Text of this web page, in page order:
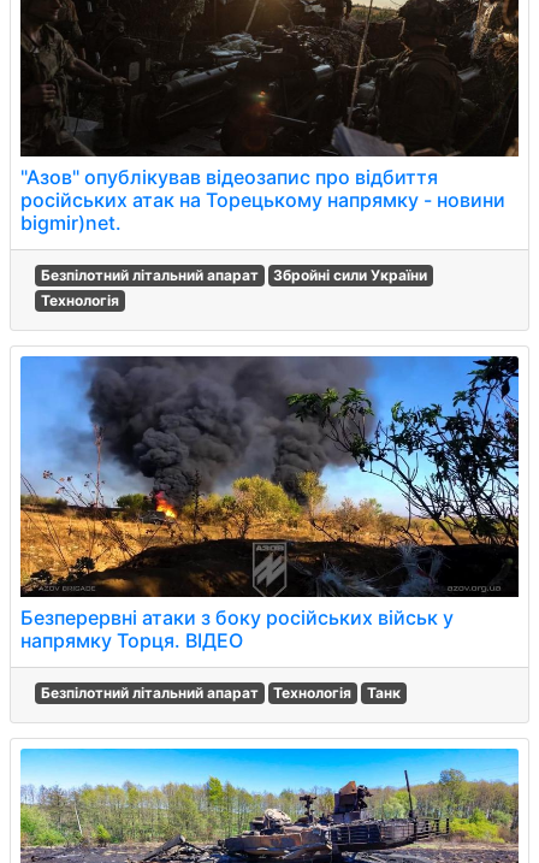
"Азов" опублікував відеозапис про відбиття
російських атак на Торецькому напрямку - новини
bigmir)net.
Безпілотний літальний апарат
Збройні сили України
Технологія
Безперервні атаки з боку російських військ у
напрямку Торця. ВІДЕО
Безпілотний літальний апарат Технологія Танк